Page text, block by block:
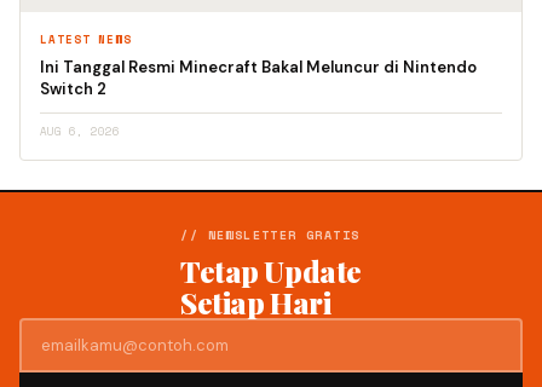
LATEST NEWS
Ini Tanggal Resmi Minecraft Bakal Meluncur di Nintendo
Switch 2
AUG 6, 2026
// NEWSLETTER GRATIS
Tetap Update
Setiap Hari